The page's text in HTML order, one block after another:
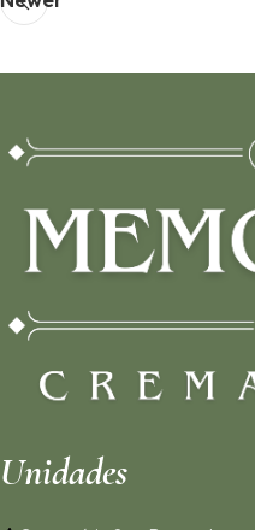
Unidades